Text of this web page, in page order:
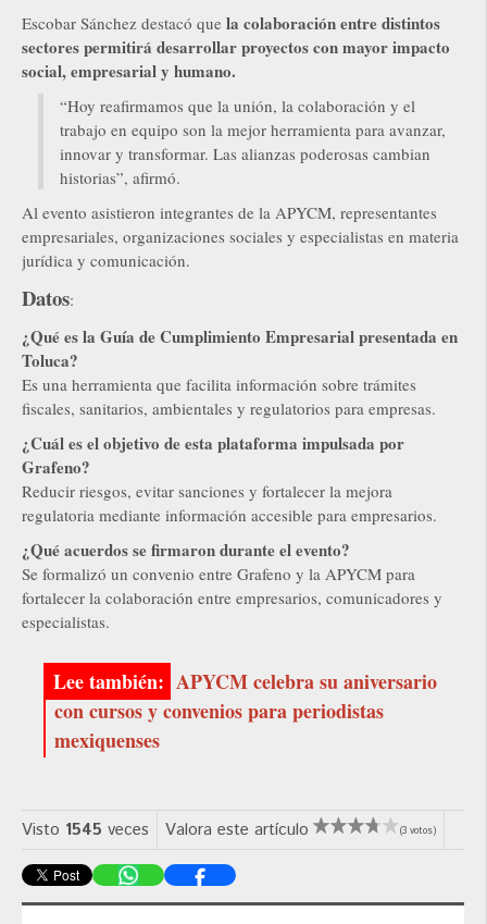
Escobar Sánchez destacó que la colaboración entre distintos
sectores permitirá desarrollar proyectos con mayor impacto
social, empresarial y humano.
“Hoy reafirmamos que la unión, la colaboración y el
trabajo en equipo son la mejor herramienta para avanzar,
innovar y transformar. Las alianzas poderosas cambian
historias”, afirmó.
Al evento asistieron integrantes de la APYCM, representantes
empresariales, organizaciones sociales y especialistas en materia
jurídica y comunicación.
Datos:
¿Qué es la Guía de Cumplimiento Empresarial presentada en
Toluca?
Es una herramienta que facilita información sobre trámites
fiscales, sanitarios, ambientales y regulatorios para empresas.
¿Cuál es el objetivo de esta plataforma impulsada por
Grafeno?
Reducir riesgos, evitar sanciones y fortalecer la mejora
regulatoria mediante información accesible para empresarios.
¿Qué acuerdos se firmaron durante el evento?
Se formalizó un convenio entre Grafeno y la APYCM para
fortalecer la colaboración entre empresarios, comunicadores y
especialistas.
APYCM celebra su aniversario
con cursos y convenios para periodistas
mexiquenses
Visto 1545 veces Valora este artículo (3 votos)